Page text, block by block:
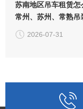
苏南地区吊车租赁怎
常州、苏州、常熟吊
2026-07-31